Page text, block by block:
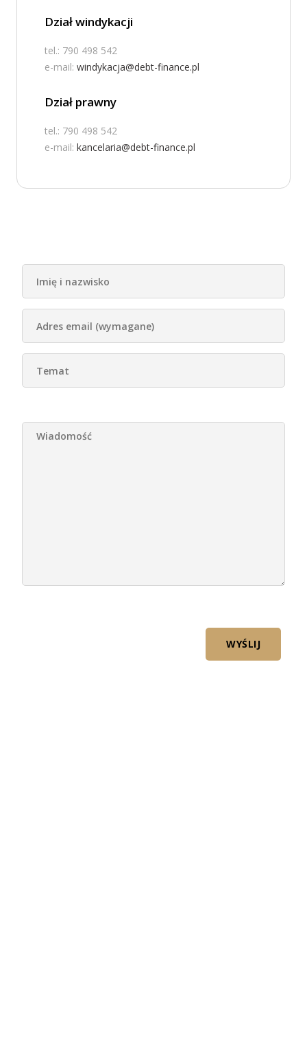
Dział windykacji
tel.: 790 498 542
e-mail: windykacja@debt-finance.pl
Dział prawny
tel.: 790 498 542
e-mail: kancelaria@debt-finance.pl